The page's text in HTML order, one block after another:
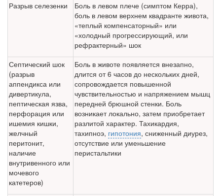
Разрыв селезенки
Боль в левом плече (симптом Керра),
боль в левом верхнем квадранте живота,
«теплый компенсаторный» или
«холодный прогрессирующий, или
рефрактерный» шок
Септический шок
(разрыв
аппендикса или
дивертику­ла,
пептическая язва,
пер­форация или
ишемия киш­ки,
желчный
перитонит,
наличие
внутривенного или
мочевого
катетеров)
Боль в животе появляется внезапно,
длится от 6 часов до не­скольких дней,
сопровождается повышенной
чувствительнос­тью и напряжением мышц
передней брюшной стенки. Боль
возникает локально, затем приобретает
разлитой характер. Та­хикардия,
тахипноэ, гипотония, сниженный диурез,
отсутствие или уменьшение
перистальтики